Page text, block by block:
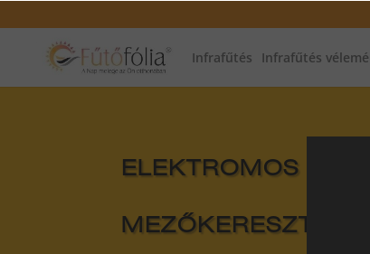
Infrafűtés Infrafűtés
ELEKTROMOS
MEZŐKERESZTES,